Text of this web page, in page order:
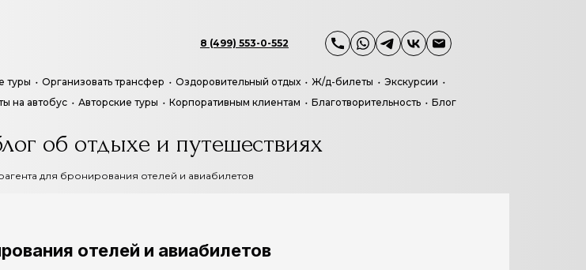
8 (499) 553-0-552
туры Организовать трансфер Оздоровительный отдых Ж/д-билеты
Экскурсии
на автобус Авторские туры Корпоративным клиентам Благотворительность Блог
об отдыхе и путешествиях
отелей и авиабилетов
для бронирования отелей и авиабилетов